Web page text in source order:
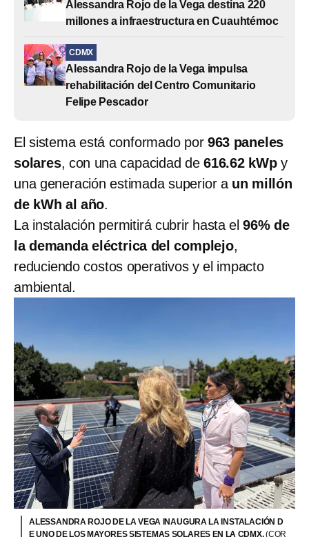
Alessandra Rojo de la Vega destina 220
millones a infraestructura en Cuauhtémoc
CDMX
Alessandra Rojo de la Vega impulsa
rehabilitación del Centro Comunitario
Felipe Pescador
El sistema está conformado por 963 paneles
solares, con una capacidad de616.62 kWpy
una generación estimada superior a un millón
de kWh al año.
La instalación permitirá cubrir hasta el96% de
la demanda eléctrica del complejo,
reduciendo costos operativos y el impacto
ambiental.
ALESSANDRA ROJO DE LA VEGA INAUGURA LA INSTALACIÓN D
E UNO DE LOS MAYORES SISTEMAS SOLARES EN LA CDMX.(COR